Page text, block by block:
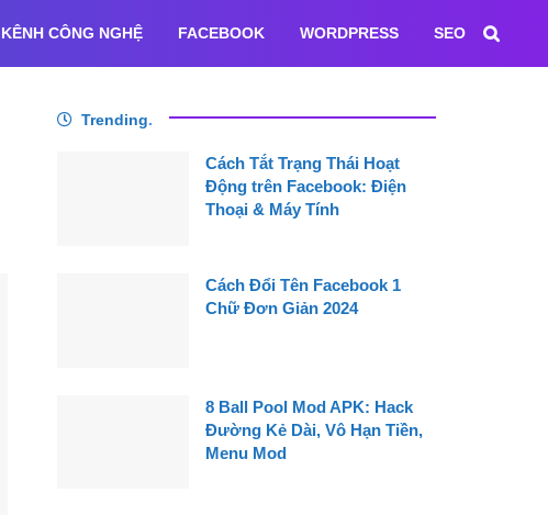
KÊNH CÔNG NGHỆ FACEBOOK WORDPRESS SEO
Trending.
Cách Tắt Trạng Thái Hoạt
Động trên Facebook: Điện
Thoại & Máy Tính
Cách Đổi Tên Facebook 1
Chữ Đơn Giản 2024
8 Ball Pool Mod APK: Hack
Đường Kẻ Dài, Vô Hạn Tiền,
Menu Mod